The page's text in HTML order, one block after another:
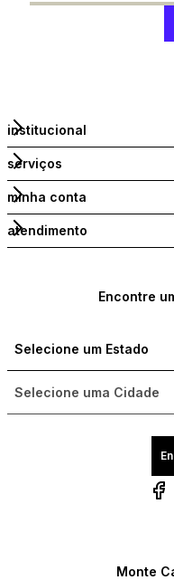
institucional
serviços
minha conta
atendimento
Encontre
Monte